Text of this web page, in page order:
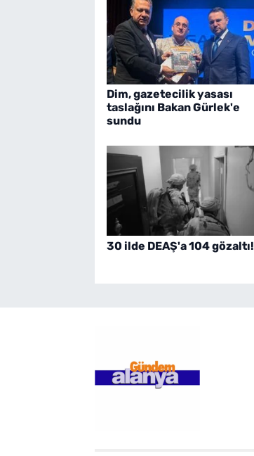
Dim, gazetecilik yasası
taslağını Bakan Gürlek'e
sundu
30 ilde DEAŞ'a 104 gözaltı!